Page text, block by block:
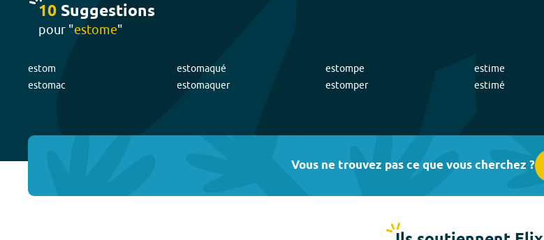
10 Suggestions
pour "estome"
estom
estomac
estomaqué
estomaquer
estompe
estomper
estime
estimé
Vous ne trouvez pas ce que vous cherchez ?